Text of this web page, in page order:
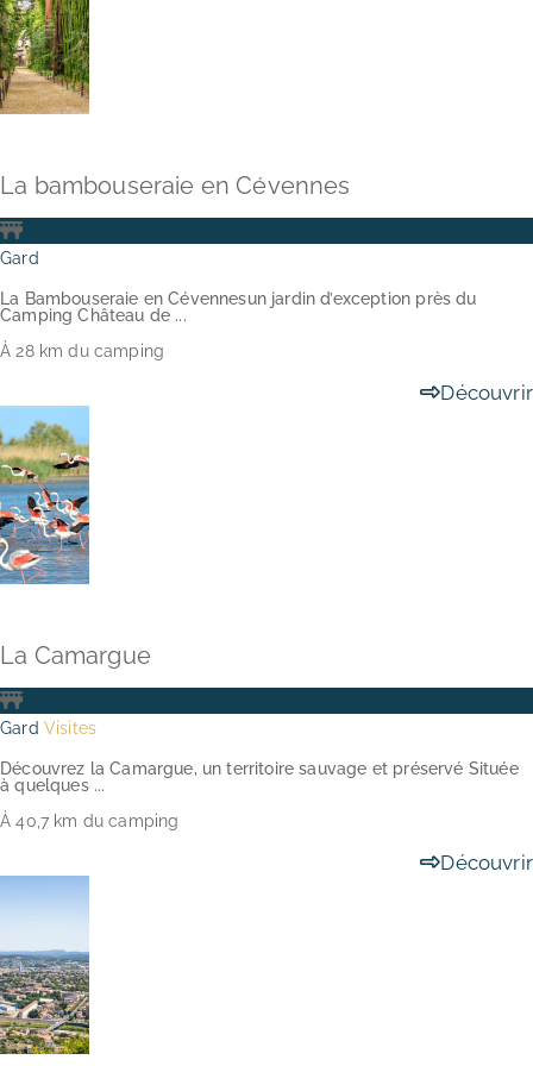
La bambouseraie en Cévennes
Gard
La Bambouseraie en Cévennesun jardin d’exception près du
Camping Château de ...
À 28 km du camping
Découvrir
La Camargue
Gard Visites
Découvrez la Camargue, un territoire sauvage et préservé Située
à quelques ...
À 40,7 km du camping
Découvrir